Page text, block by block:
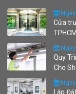
Cửa
Quy
Cho
Lắp